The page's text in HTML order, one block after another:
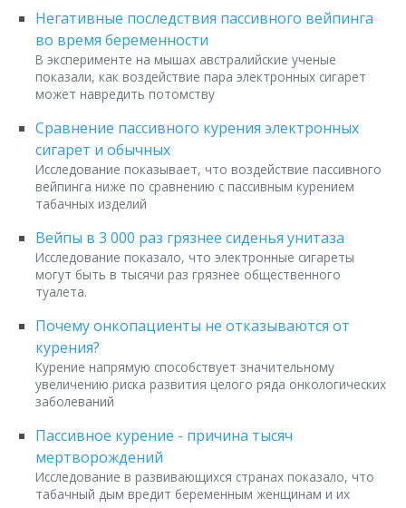
Негативные последствия пассивного вейпинга
во время беременности
В эксперименте на мышах австралийские ученые
показали, как воздействие пара электронных сигарет
может навредить потомству
Сравнение пассивного курения электронных
сигарет и обычных
Исследование показывает, что воздействие пассивного
вейпинга ниже по сравнению с пассивным курением
табачных изделий
Вейпы в 3 000 раз грязнее сиденья унитаза
Исследование показало, что электронные сигареты
могут быть в тысячи раз грязнее общественного
туалета.
Почему онкопациенты не отказываются от
курения?
Курение напрямую способствует значительному
увеличению риска развития целого ряда онкологических
заболеваний
Пассивное курение - причина тысяч
мертворождений
Исследование в развивающихся странах показало, что
табачный дым вредит беременным женщинам и их